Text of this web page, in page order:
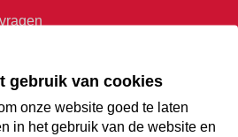
op je
gebruik van cookies
onze website goed te laten
in het gebruik van de website en